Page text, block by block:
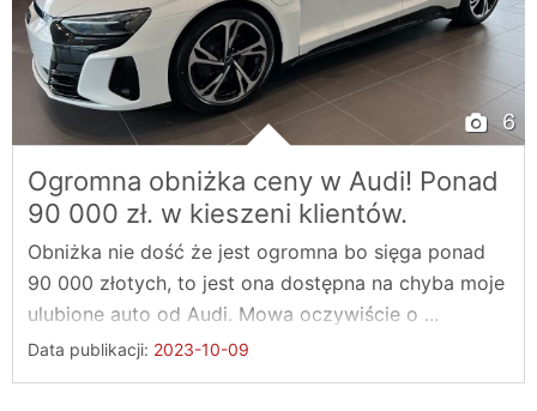
6
Ogromna obniżka ceny w Audi! Ponad
90 000 zł. w kieszeni klientów.
Obniżka nie dość że jest ogromna bo sięga ponad
90 000 złotych, to jest ona dostępna na chyba moje
ulubione auto od Audi. Mowa oczywiście o ...
Data publikacji: 2023-10-09